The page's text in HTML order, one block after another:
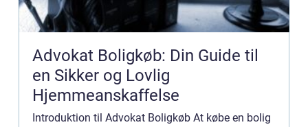
Advokat Boligkøb: Din Guide til
en Sikker og Lovlig
Hjemmeanskaffelse
Introduktion til Advokat Boligkøb At købe en bolig